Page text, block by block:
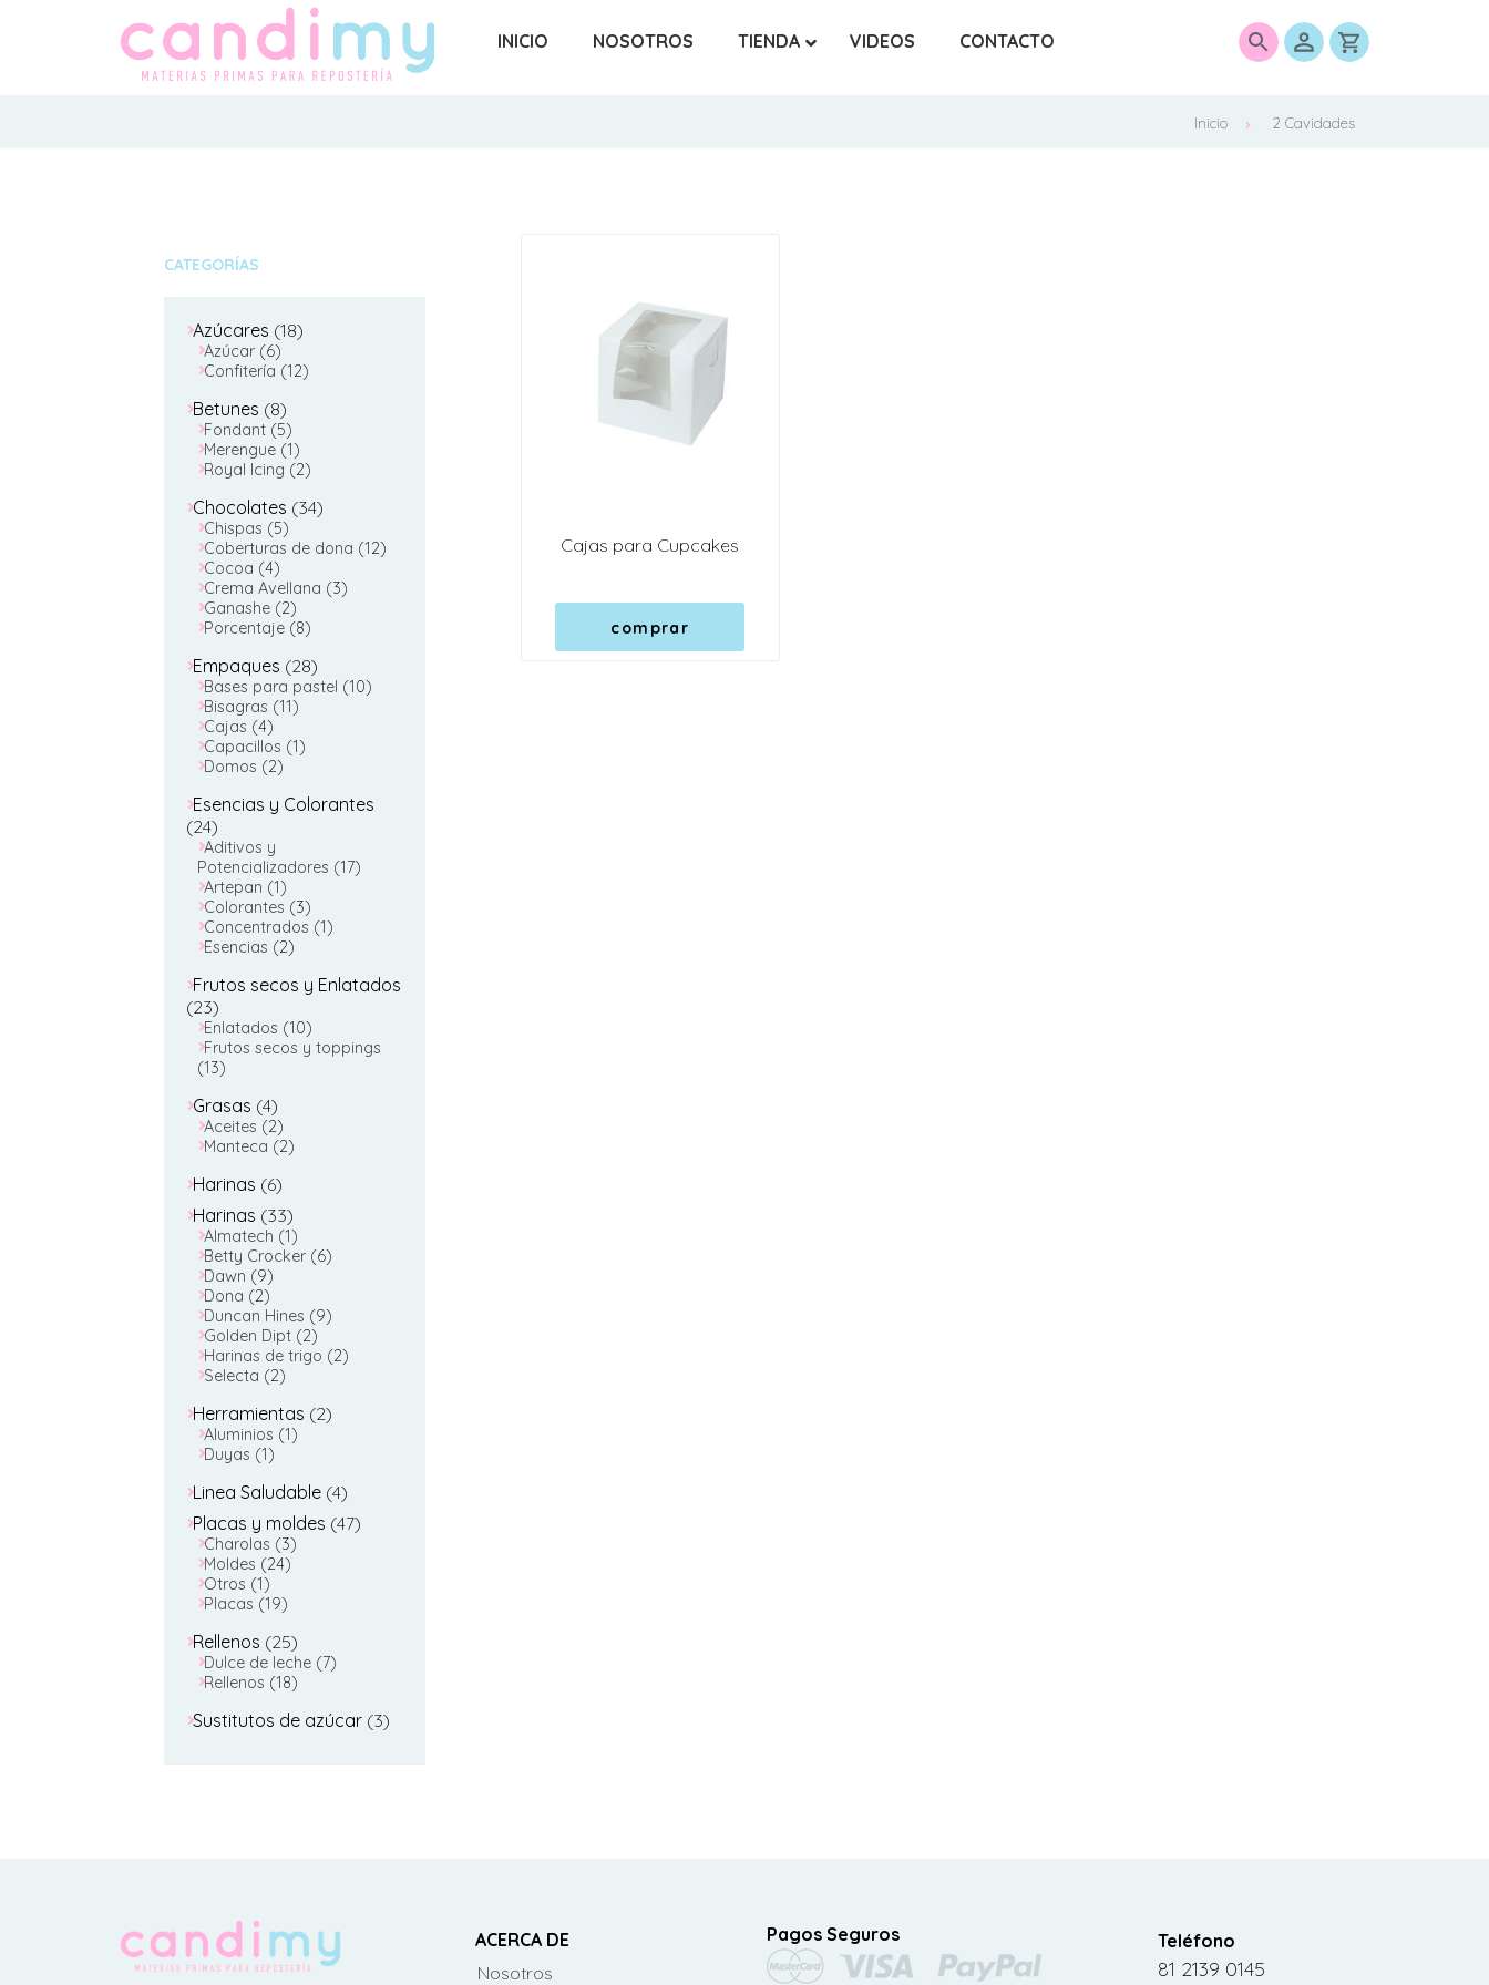
INICIO NOSOTROS TIENDA VIDEOS
CONTACTO
Inicio 2 Cavidades
CATEGORÍAS
Azúcares 1818
Azúcar 66
productos
Confitería 1212
Betunes 88
productos
Fondant 55
productos
Merengue 11
producto
Royal Icing 22
Chocolates 3434
Chispas 55
productos
Coberturas de dona 1212
Cocoa 44
productos
Crema Avellana 33
Ganashe 22
productos
Porcentaje 88
Empaques 2828
productos
Bases para pastel 1010
Bisagras 1111
Cajas 44
productos
Capacillos 11
Domos 22
Esencias y Colorantes
2424
productos
Aditivos y
Potencializadores 1717
Artepan 11
producto
Colorantes 33
productos
Concentrados 11
Esencias 22
Frutos secos y Enlatados
2323
productos
Enlatados 1010
productos
Frutos secos y toppings
1313
Grasas 44
productos
Aceites 22
productos
Manteca 22
Harinas 66
productos
Harinas 3333
productos
Almatech 11
producto
Betty Crocker 66
Dawn 99
productos
Dona 22
productos
Duncan Hines 99
Golden Dipt 22
productos
Harinas de trigo 22
Selecta 22
Herramientas 22
Aluminios 11
Duyas 11
Linea Saludable 44
productos
Placas y moldes 4747
Charolas 33
productos
Moldes 2424
Otros 11
producto
Placas 1919
Rellenos 2525
productos
Dulce de leche 77
Rellenos 1818
Sustitutos de azúcar 33
Cajas para Cupcakes
comprar
ACERCA DE
Nosotros
Pagos Seguros Teléfono
81 2139 0145